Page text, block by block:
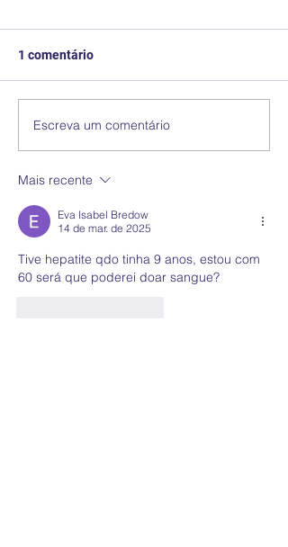
1 comentário
Escreva um comentário
Mais recente
Eva Isabel Bredow
14 de mar. de 2025
Tive hepatite qdo tinha 9 anos, estou com
60 será que poderei doar sangue?